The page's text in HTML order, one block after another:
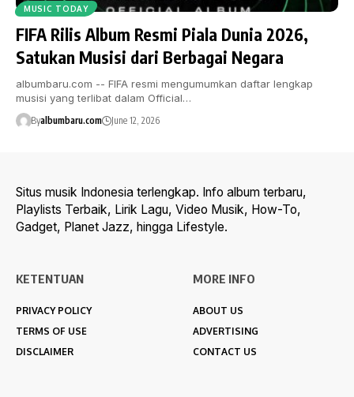
MUSIC TODAY
FIFA Rilis Album Resmi Piala Dunia 2026,
Satukan Musisi dari Berbagai Negara
albumbaru.com -- FIFA resmi mengumumkan daftar lengkap
musisi yang terlibat dalam Official…
Byalbumbaru.com June 12, 2026
Situs musik Indonesia terlengkap. Info album terbaru,
Playlists Terbaik, Lirik Lagu, Video Musik, How-To,
Gadget, Planet Jazz, hingga Lifestyle.
KETENTUAN
PRIVACY POLICY
TERMS OF USE
DISCLAIMER
MORE INFO
ABOUT US
ADVERTISING
CONTACT US